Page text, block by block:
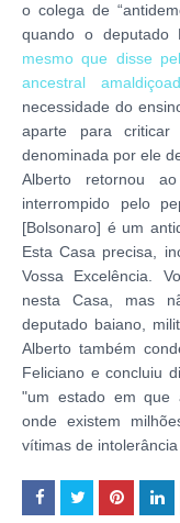
o colega de
quando o deputado
mesmo que disse
ancestral
necessidade do
aparte para
denominada por ele
Alberto retornou
interrompido pelo
[Bolsonaro] é um
Esta Casa precisa,
Vossa Excelência.
nesta Casa, mas
deputado baiano,
Alberto também
Feliciano e concluiu
"um estado em que
onde existem
vítimas de